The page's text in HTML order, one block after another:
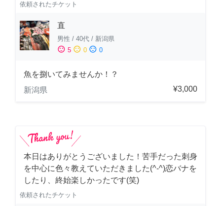
依頼されたチケット
直
男性 / 40代 / 新潟県
sentiment_satisfied 5 sentiment_neutral 0 sentiment_dissatisfied 0
魚を捌いてみませんか！？
新潟県
¥3,000
本日はありがとうございました！苦手だった刺身
を中心に色々教えていただきました(^-^)恋バナを
したり、終始楽しかったです(笑)
依頼されたチケット